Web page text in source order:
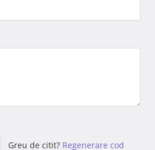
Greu de citit? Regenerare cod